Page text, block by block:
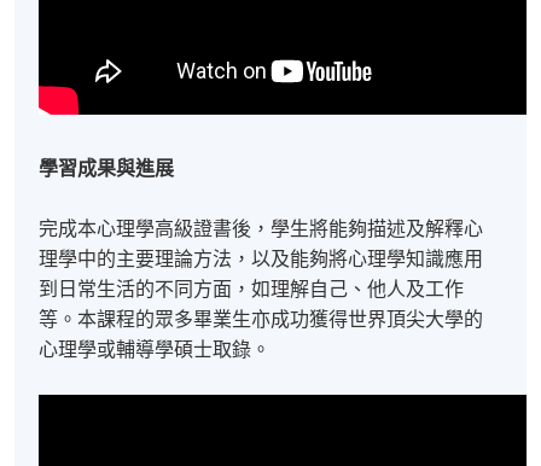
學習成果與進展
完成本心理學高級證書後，學生將能夠描述及解釋心
理學中的主要理論方法，以及能夠將心理學知識應用
到日常生活的不同方面，如理解自己、他人及工作
等。本課程的眾多畢業生亦成功獲得世界頂尖大學的
心理學或輔導學碩士取錄。